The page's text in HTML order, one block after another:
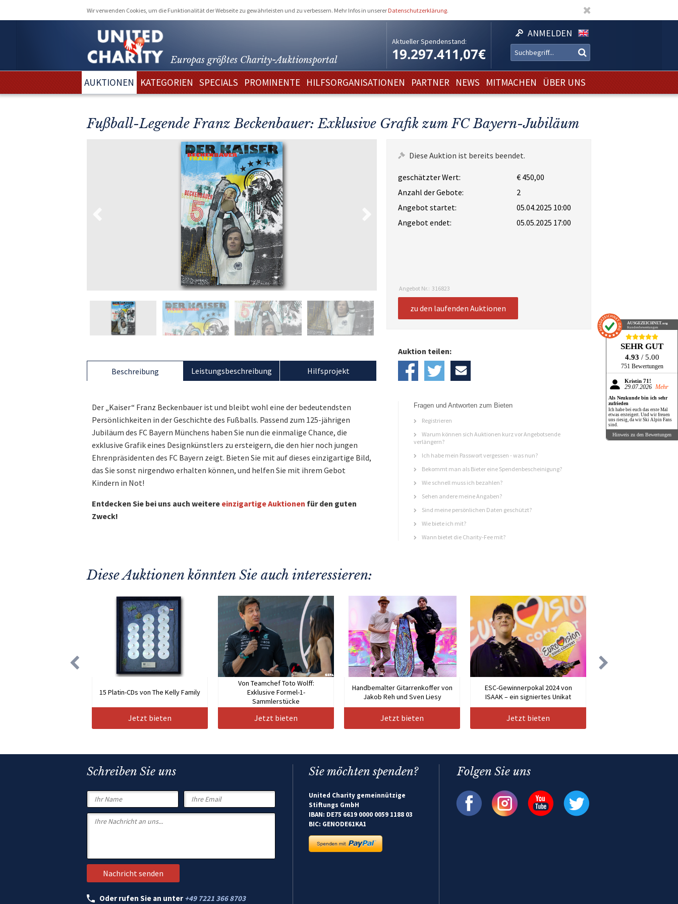
Wir verwenden Cookies, um die Funktionalität der Webseite zu gewährleisten und zu verbessern. Mehr Infos in unserer Datenschutzerklärung.
Europas größtes Charity-Auktionsportal
Aktueller Spendenstand:
19.297.411,07€
ANMELDEN
AUKTIONEN KATEGORIEN SPECIALS PROMINENTE HILFSORGANISATIONEN PARTNER NEWS MITMACHEN ÜBER UNS
Fußball-Legende Franz Beckenbauer: Exklusive Grafik zum FC Bayern-Jubiläum
Diese Auktion ist bereits beendet.
geschätzter Wert:
€ 450,00
Anzahl der Gebote:
2
Angebot startet:
05.04.2025 10:00
Angebot endet:
05.05.2025 17:00
Angebot Nr.: 316823
zu den laufenden Auktionen
Beschreibung
Der „Kaiser“ Franz Beckenbauer ist und bleibt wohl eine der bedeutendsten
Persönlichkeiten in der Geschichte des Fußballs. Passend zum 125-jährigen
Jubiläum des FC Bayern Münchens haben Sie nun die einmalige Chance, die
exklusive Grafik eines Designkünstlers zu ersteigern, die den hier noch jungen
Ehrenpräsidenten des FC Bayern zeigt. Bieten Sie mit auf dieses einzigartige Bild,
das Sie sonst nirgendwo erhalten können, und helfen Sie mit ihrem Gebot
Kindern in Not!
Entdecken Sie bei uns auch weitere einzigartige Auktionen für den guten
Zweck!
Leistungsbeschreibung Hilfsprojekt
Auktion teilen:
Fragen und Antworten zum Bieten
Registrieren
Warum können sich Auktionen kurz vor Angebotsende
verlängern?
Ich habe mein Passwort vergessen - was nun?
Bekommt man als Bieter eine Spendenbescheinigung?
Wie schnell muss ich bezahlen?
Sehen andere meine Angaben?
Sind meine persönlichen Daten geschützt?
Wie biete ich mit?
Wann bietet die Charity-Fee mit?
Diese Auktionen könnten Sie auch interessieren:
15 Platin-CDs von The Kelly Family
Jetzt bieten
Von Teamchef Toto Wolff:
Exklusive Formel-1-
Sammlerstücke
Jetzt bieten
Handbemalter Gitarrenkoffer von
Jakob Reh und Sven Liesy
Jetzt bieten
ESC-Gewinnerpokal 2024 von
ISAAK – ein signiertes Unikat
Jetzt bieten
Schreiben Sie uns
Oder rufen Sie an unter +49 7221 366 8703
Sie möchten spenden?
United Charity gemeinnützige
Stiftungs GmbH
IBAN: DE75 6619 0000 0059 1188 03
BIC: GENODE61KA1
Folgen Sie uns
AUSGEZEICHNET.org
Kundenbewertungen
SEHR GUT
4.93 / 5.00
751 Bewertungen
Kristin 71!
29.07.2026 Mehr
Als Neukunde bin ich sehr
zufrieden
Ich habe bei euch das erste Mal
etwas ersteigert. Und wir freuen
uns riesig, da wir Ski Alpin Fans
sind.
Hinweis zu den Bewertungen